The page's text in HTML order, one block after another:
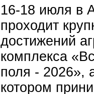
16-18 июля в
проходит
достижений
комплекса
поля - 2026»,
котором